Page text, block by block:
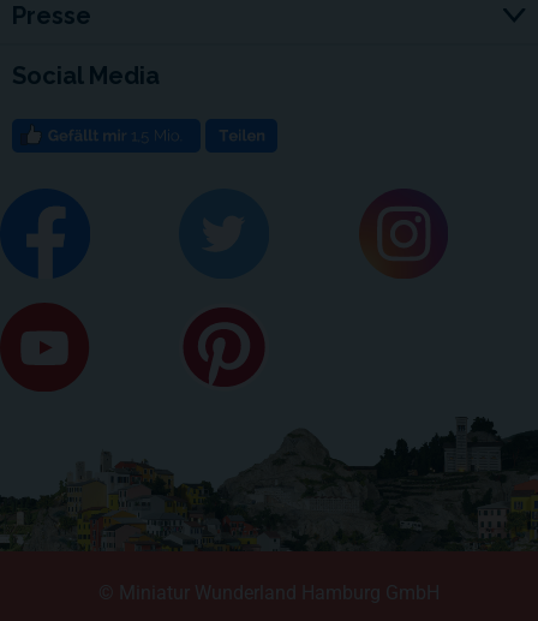
Presse
Social Media
© Miniatur Wunderland Hamburg GmbH